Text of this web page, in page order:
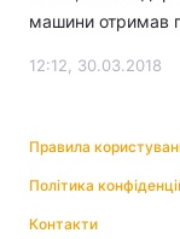
машини отримав
12:12, 30.03.2018
Правила
Політика
Контакти